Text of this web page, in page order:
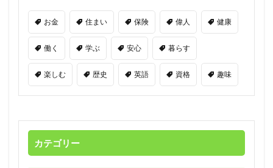
お金 住まい 保険 偉人 健康
働く 学ぶ 安心 暮らす
楽しむ 歴史 英語 資格 趣味
カテゴリー